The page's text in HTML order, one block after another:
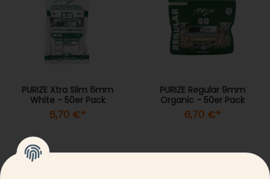
PURIZE Xtra Slim 6mm
White - 50er Pack
6,70 €*
PURIZE Regular 9mm
Organic - 50er Pack
6,70 €*